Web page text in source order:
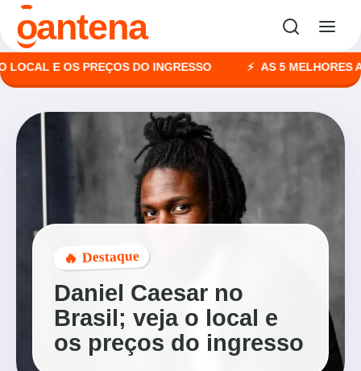
oantena
E OS PREÇOS DO INGRESSO AS 5 MELHORES
🔥 Destaque
Daniel Caesar no
Brasil; veja o local e
os preços do ingresso